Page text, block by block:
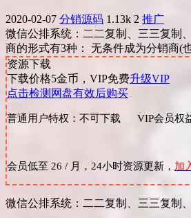
2020-02-07 分销源码 1.13k 2 推广
微信公排系统：二二复制、三三复制
商的形式有3种： 无条件成为分销商(
资源下载
下载价格5金币，VIP免费升级VIP
点击检测网盘有效后购买
普通用户特权：不可下载 VIP会员权
会员低至 26 / 月，24小时资源更新， 加
微信公排系统：二二复制、三三复制